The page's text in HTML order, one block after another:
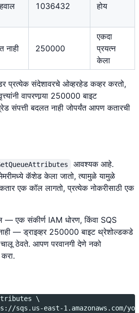
1036432 होय
नाही 250000
एकदा
प्रयत्न
केला
प्रत्येक संदेशावरचे ओव्हरहेड कव्हर करतो,
वापरणार्‍या 250000 बाइट
संपत्ती बदलत नाही जोपर्यंत आपण कतारची
आवश्यक आहे.
कॅशेड केला जातो, त्यामुळे यामुळे
एक कॉल लागतो, प्रत्येक नोकरीसाठी एक
— एक संकीर्ण IAM धोरण, किंवा SQS
— ड्राइव्हर 250000 बाइट थ्रेशोल्डकडे
ठेवते. आपण परवानगी देणे नको
\
sqs.us-east-1.amazonaws.com/